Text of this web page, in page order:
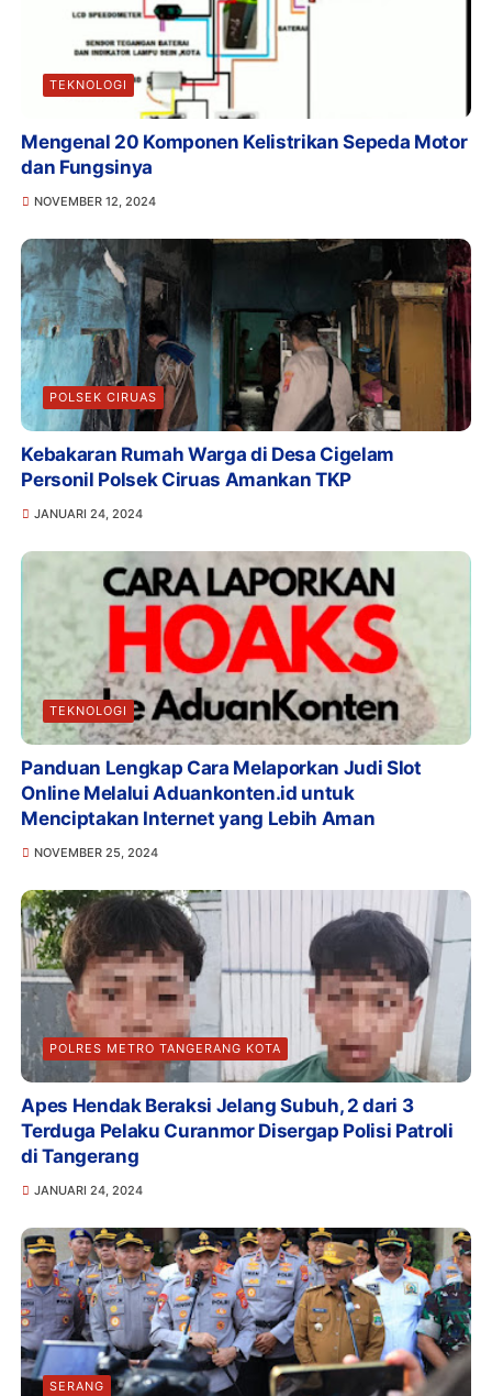
TEKNOLOGI
Mengenal 20 Komponen Kelistrikan Sepeda Motor
dan Fungsinya
NOVEMBER 12, 2024
POLSEK CIRUAS
Kebakaran Rumah Warga di Desa Cigelam
Personil Polsek Ciruas Amankan TKP
JANUARI 24, 2024
TEKNOLOGI
Panduan Lengkap Cara Melaporkan Judi Slot
Online Melalui Aduankonten.id untuk
Menciptakan Internet yang Lebih Aman
NOVEMBER 25, 2024
POLRES METRO TANGERANG KOTA
Apes Hendak Beraksi Jelang Subuh, 2 dari 3
Terduga Pelaku Curanmor Disergap Polisi Patroli
di Tangerang
JANUARI 24, 2024
SERANG